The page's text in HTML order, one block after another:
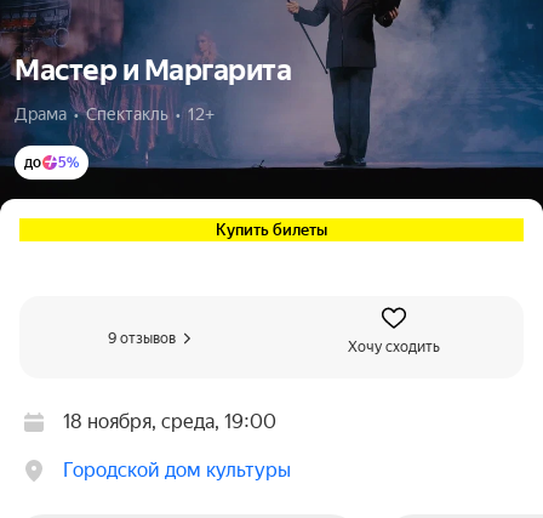
Мастер и Маргарита
Драма  •  Спектакль  •  12+
до 5%
Купить билеты
9 отзывов Хочу сходить
18 ноября, среда, 19:00
Городской дом культуры